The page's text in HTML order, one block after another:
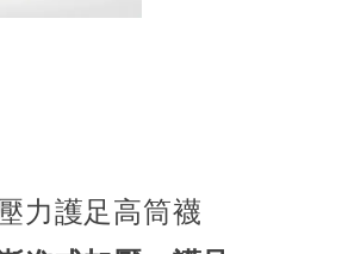
力護足高筒襪